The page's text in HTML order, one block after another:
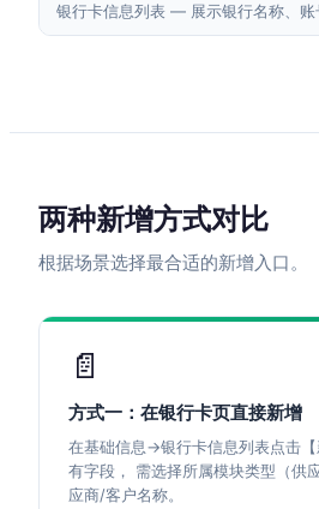
银行卡信息列表 — 展示银行名称、
两种新增方式对比
根据场景选择最合适的新增入口。
📄
方式一：在银行卡页直接新增
在基础信息→银行卡信息列表点击
有字段， 需选择所属模块类型（供
应商/客户名称。